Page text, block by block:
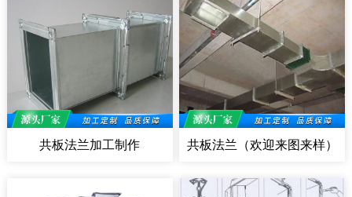
共板法兰加工制作 共板法兰（欢迎来图来样）